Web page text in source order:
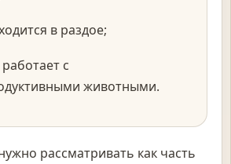
в раздое;
с
животными.
рассматривать как часть